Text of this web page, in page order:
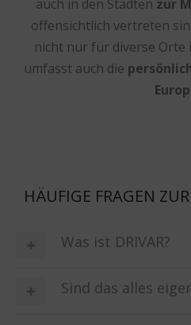
auch in den Städten zur
offensichtlich vertreten
nicht nur für diverse Orte
umfasst auch die
HÄUFIGE FRAGEN
Was ist DRIVAR?
Sind das alles